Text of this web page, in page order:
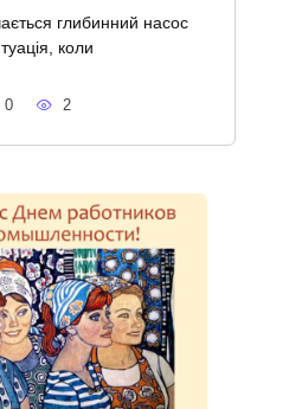
глибинний насос
коли
0 2